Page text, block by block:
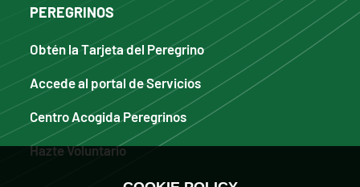
PEREGRINOS
Obtén la Tarjeta del Peregrino
Accede al portal de Servicios
Centro Acogida Peregrinos
Hazte Voluntario